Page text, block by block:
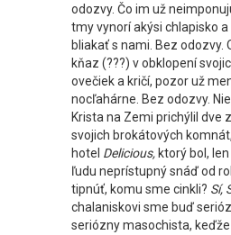
odozvy. Čo im už
tmy vynorí akýsi chlapisko
bliakať s nami. Bez odozvy.
kňaz (???) v obklopení
ovečiek a kričí, pozor už
nocľahárne. Bez odozvy.
Krista na Zemi prichýlil dve
svojich brokátových
hotel Delicious, ktorý bol,
ľudu neprístupný snáď od
tipnúť, komu sme cinkli? Sí,
chalaniskovi sme buď
seriózny masochista,